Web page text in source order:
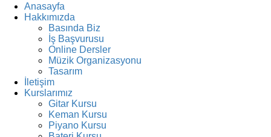
Anasayfa
Hakkımızda
Basında Biz
İş Başvurusu
Online Dersler
Müzik Organizasyonu
Tasarım
İletişim
Kurslarımız
Gitar Kursu
Keman Kursu
Piyano Kursu